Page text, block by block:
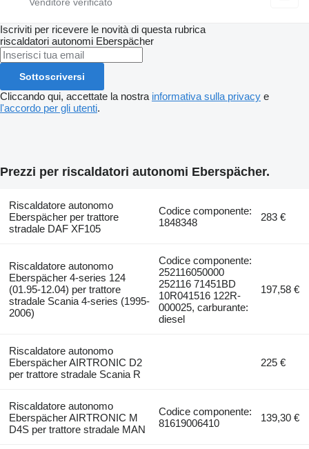
Iscriviti per ricevere le novità di questa rubrica
riscaldatori autonomi Eberspächer
Sottoscriversi
Cliccando qui, accettate la nostra informativa sulla privacy e
l'accordo per gli utenti.
Prezzi per riscaldatori autonomi Eberspächer.
Riscaldatore autonomo
Eberspächer per trattore
stradale DAF XF105
Codice componente:
1848348
283 €
Riscaldatore autonomo
Eberspächer 4-series 124
(01.95-12.04) per trattore
stradale Scania 4-series (1995-
2006)
Codice componente:
252116050000
252116 71451BD
10R041516 122R-
000025, carburante:
diesel
197,58 €
Riscaldatore autonomo
Eberspächer AIRTRONIC D2
per trattore stradale Scania R
225 €
Riscaldatore autonomo
Eberspächer AIRTRONIC M
D4S per trattore stradale MAN
Codice componente:
81619006410
139,30 €